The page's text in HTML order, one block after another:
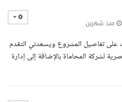
منذ شهرين
على تفاصيل المشروع ويسعدني التقدم
لشركة المحاماة بالإضافة إلى إدارة